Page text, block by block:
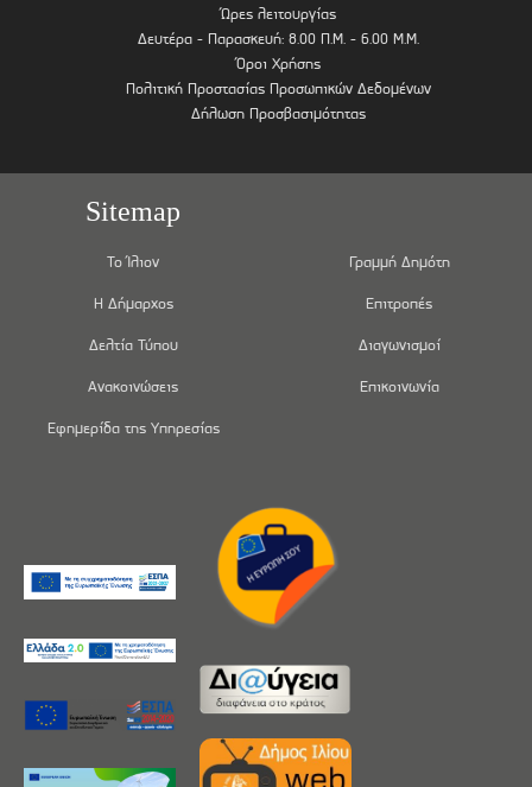
Ώρες λειτουργίας
Δευτέρα - Παρασκευή: 8.00 Π.Μ. - 6.00 Μ.Μ.
Όροι Χρήσης
Πολιτική Προστασίας Προσωπικών Δεδομένων
Δήλωση Προσβασιμότητας
Sitemap
Το Ίλιον
Η Δήμαρχος
Δελτία Τύπου
Ανακοινώσεις
Εφημερίδα της Υπηρεσίας
Γραμμή Δημότη
Επιτροπές
Διαγωνισμοί
Επικοινωνία